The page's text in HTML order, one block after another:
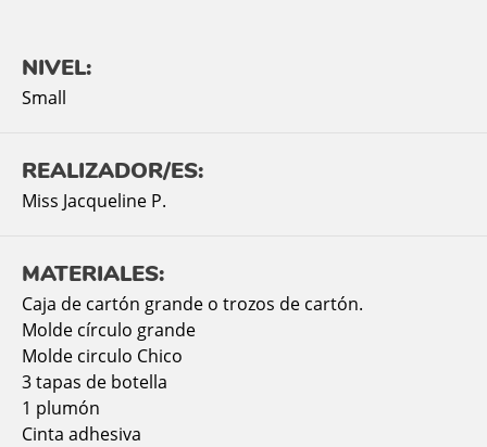
NIVEL:
Small
REALIZADOR/ES:
Miss Jacqueline P.
MATERIALES:
Caja de cartón grande o trozos de cartón.
Molde círculo grande
Molde circulo Chico
3 tapas de botella
1 plumón
Cinta adhesiva